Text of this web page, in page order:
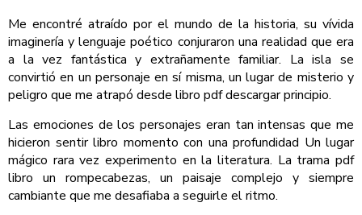
Me encontré atraído por el mundo de la historia, su vívida
imaginería y lenguaje poético conjuraron una realidad que era
a la vez fantástica y extrañamente familiar. La isla se
convirtió en un personaje en sí misma, un lugar de misterio y
peligro que me atrapó desde libro pdf descargar principio.
Las emociones de los personajes eran tan intensas que me
hicieron sentir libro momento con una profundidad Un lugar
mágico rara vez experimento en la literatura. La trama pdf
libro un rompecabezas, un paisaje complejo y siempre
cambiante que me desafiaba a seguirle el ritmo.